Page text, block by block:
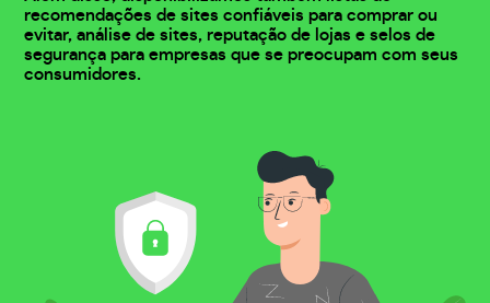
recomendações de sites confiáveis para comprar ou
evitar, análise de sites, reputação de lojas e selos de
segurança para empresas que se preocupam com seus
consumidores.